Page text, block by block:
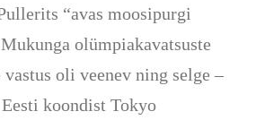
“avas moosipurgi
olümpiakavatsuste
oli veenev ning selge –
koondist Tokyo